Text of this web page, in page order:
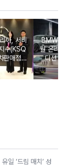
아, 서비
수(KSQ
판매점 1
인증중고
속 1위
BMW
월 온라
디션 3
일 ‘드림 매치’ 성